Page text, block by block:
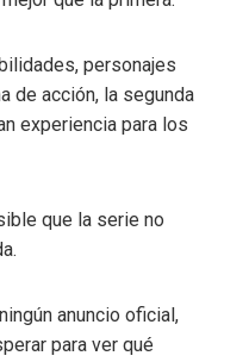
personajes
de acción, la segunda
experiencia para los
que la serie no
anuncio oficial,
para ver qué